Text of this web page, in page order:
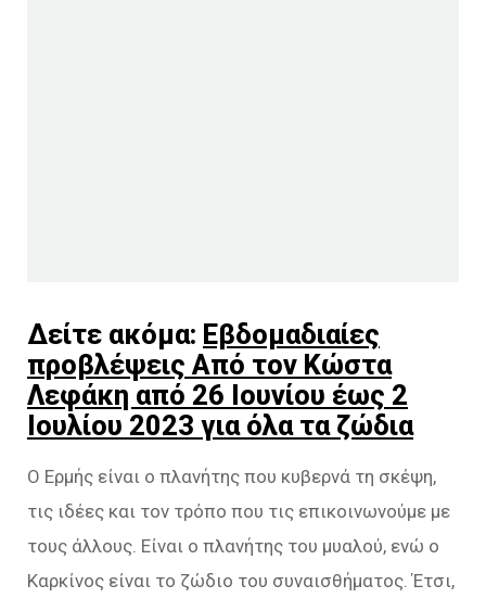
Δείτε ακόμα: Εβδομαδιαίες
προβλέψεις Από τον Κώστα
Λεφάκη από 26 Ιουνίου έως 2
Ιουλίου 2023 για όλα τα ζώδια
Ο Ερμής είναι ο πλανήτης που κυβερνά τη σκέψη,
τις ιδέες και τον τρόπο που τις επικοινωνούμε με
τους άλλους. Είναι ο πλανήτης του μυαλού, ενώ ο
Καρκίνος είναι το ζώδιο του συναισθήματος. Έτσι,